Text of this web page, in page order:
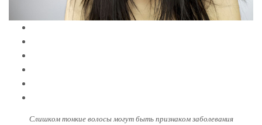
Слишком тонкие волосы могут быть признаком заболевания